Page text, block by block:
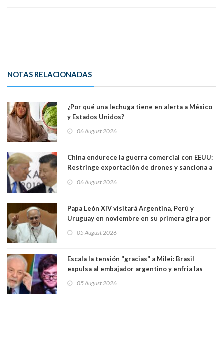
NOTAS RELACIONADAS
¿Por qué una lechuga tiene en alerta a México
y Estados Unidos?
06 August 2026
China endurece la guerra comercial con EEUU:
Restringe exportación de drones y sanciona a
06 August 2026
Papa León XIV visitará Argentina, Perú y
Uruguay en noviembre en su primera gira por
05 August 2026
Escala la tensión "gracias" a Milei: Brasil
expulsa al embajador argentino y enfria las
trasandino
05 August 2026